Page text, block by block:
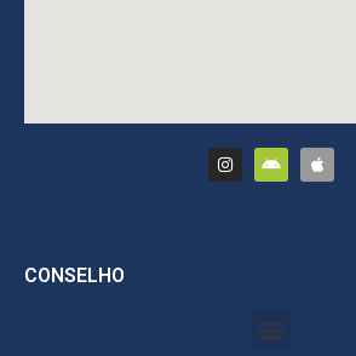
CONSELHO